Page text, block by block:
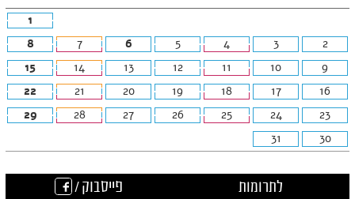
1
2
3
4
5
6
7
8
9
10
11
12
13
14
15
16
17
18
19
20
21
22
23
24
25
26
27
28
29
30
31
לתרומות פייסבוק /